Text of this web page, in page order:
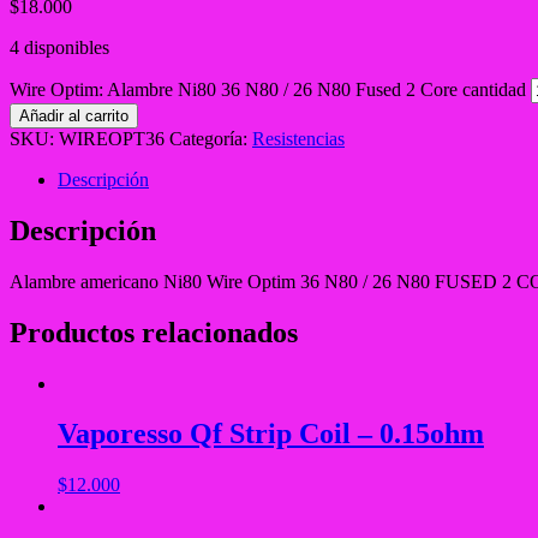
$18.000
4 disponibles
Wire Optim: Alambre Ni80 36 N80 / 26 N80 Fused 2 Core cantidad
Añadir al carrito
SKU: WIREOPT36 Categoría: Resistencias
Descripción
Descripción
Alambre americano Ni80 Wire Optim 36 N80 / 26 N80 FUSED 2
Productos relacionados
Vaporesso Qf Strip Coil – 0.15ohm
$12.000